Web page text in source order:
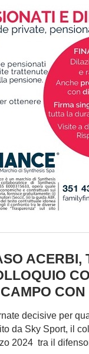
ACERBI,
CON
decisive per
da Sky Sport, il
2024 tra il